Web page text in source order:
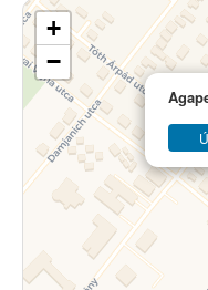
+
−